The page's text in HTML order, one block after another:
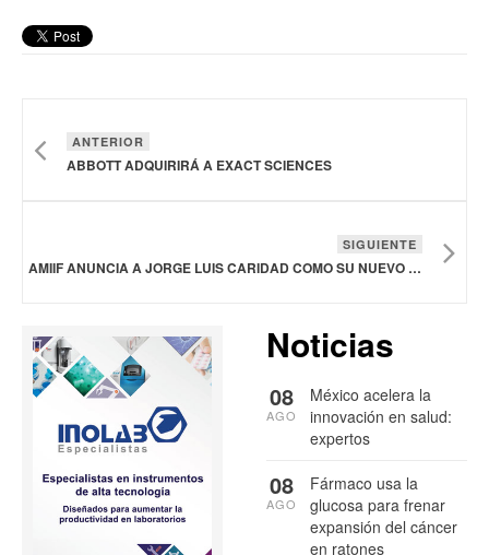
ANTERIOR
ABBOTT ADQUIRIRÁ A EXACT SCIENCES
SIGUIENTE
AMIIF ANUNCIA A JORGE LUIS CARIDAD COMO SU NUEVO PRESIDENTE
Noticias
México acelera la
innovación en salud:
expertos
08
AGO
Fármaco usa la
glucosa para frenar
expansión del cáncer
en ratones
08
AGO